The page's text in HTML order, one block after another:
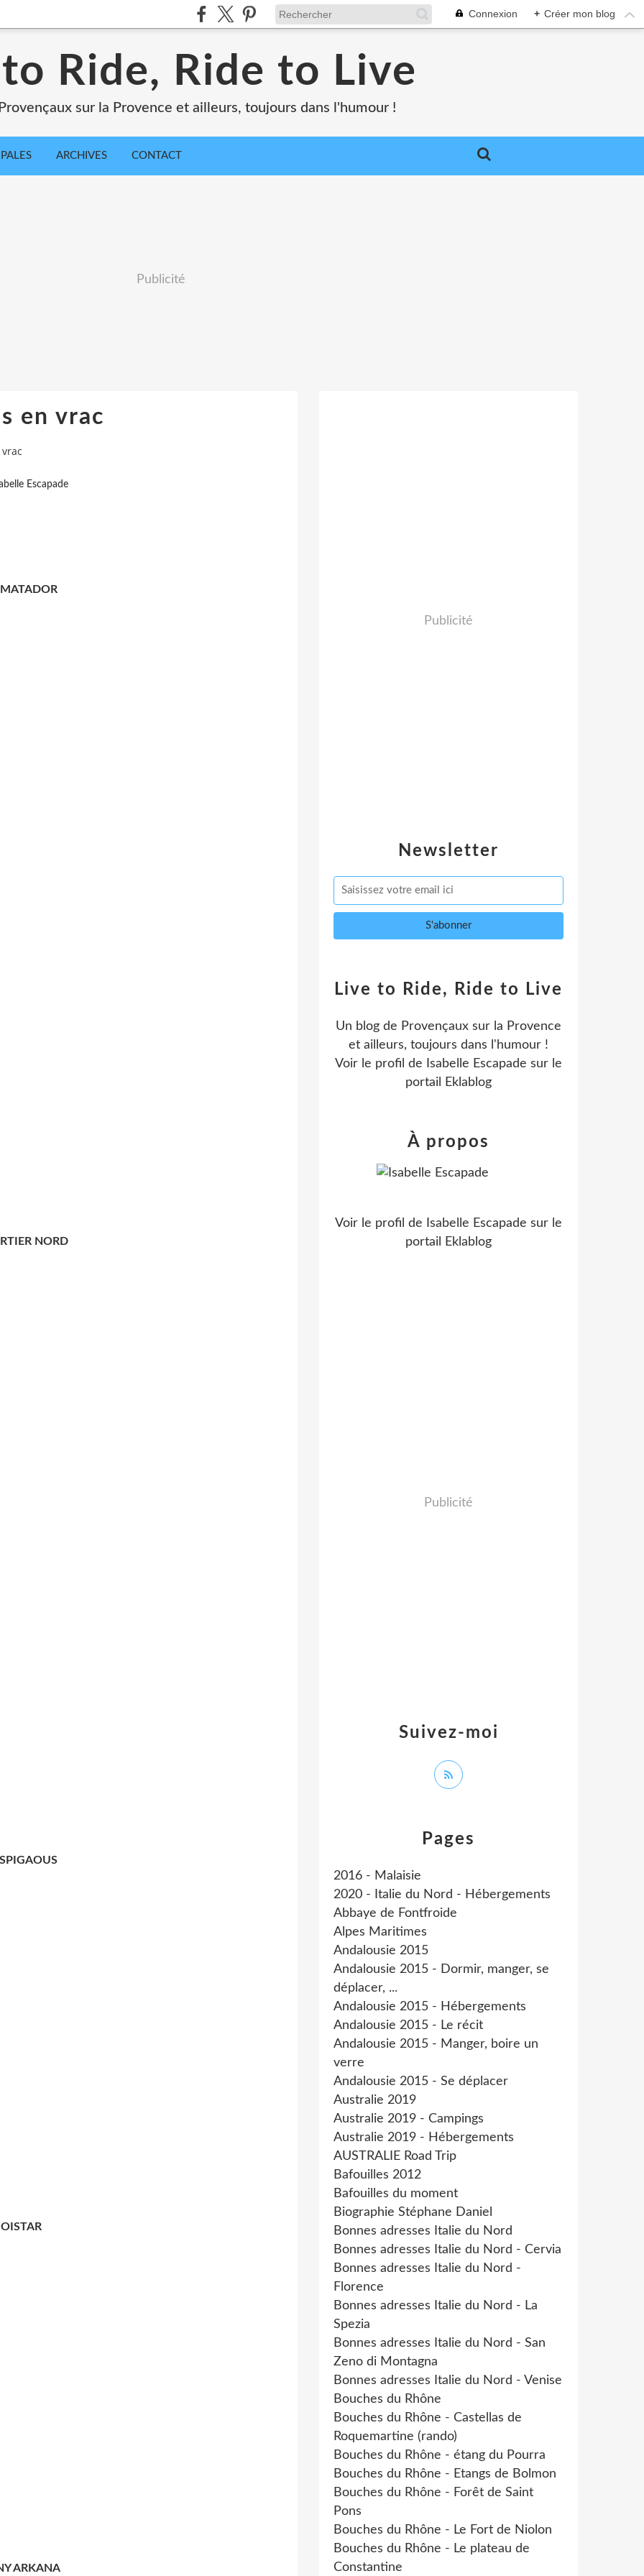
Connexion + Créer mon blog
Ride, Ride to Live
sur la Provence et ailleurs, toujours dans l'humour !
ARCHIVES CONTACT
Publicité
en vrac
Escapade
NORD
OISTAR
ARKANA
Newsletter
Publicité
Pages
2016 - Malaisie
2020 - Italie du Nord - Hébergements
Abbaye de Fontfroide
Alpes Maritimes
Andalousie 2015
Andalousie 2015 - Dormir, manger, se
déplacer, ...
Andalousie 2015 - Hébergements
Andalousie 2015 - Le récit
Andalousie 2015 - Manger, boire un
verre
Andalousie 2015 - Se déplacer
Australie 2019
Australie 2019 - Campings
Australie 2019 - Hébergements
AUSTRALIE Road Trip
Bafouilles 2012
Bafouilles du moment
Biographie Stéphane Daniel
Bonnes adresses Italie du Nord
Bonnes adresses Italie du Nord - Cervia
Bonnes adresses Italie du Nord -
Florence
Bonnes adresses Italie du Nord - La
Spezia
Bonnes adresses Italie du Nord - San
Zeno di Montagna
Bonnes adresses Italie du Nord - Venise
Bouches du Rhône
Bouches du Rhône - Castellas de
Roquemartine (rando)
Bouches du Rhône - étang du Pourra
Bouches du Rhône - Etangs de Bolmon
Bouches du Rhône - Forêt de Saint
Pons
Bouches du Rhône - Le Fort de Niolon
Bouches du Rhône - Le plateau de
Constantine
Live to Ride, Ride to Live
Un blog de Provençaux sur la Provence
et ailleurs, toujours dans l'humour !
Voir le profil de
Isabelle Escapade sur le
portail Eklablog
Suivez-moi
À propos
Voir le profil de Isabelle Escapade sur le
portail Eklablog
Publicité